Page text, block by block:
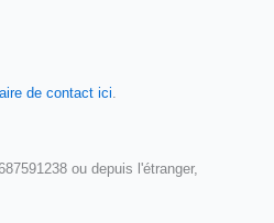
de contact ici
ou depuis l'étranger,